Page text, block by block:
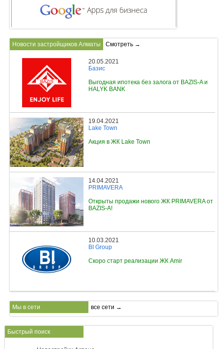
Новости застройщиков Алматы Смотреть →
20.05.2021
Базис
Выгодная ипотека без залога от BAZIS-A и
HALYK BANK
19.04.2021
Lake Town
Акция в ЖК Lake Town
14.04.2021
PRIMAVERA
Открыты продажи нового ЖК PRIMAVERA от
BAZIS-A!
10.03.2021
BI Group
Скоро старт реализации ЖК Amir
Мы в сети все сети →
Быстрый поиск